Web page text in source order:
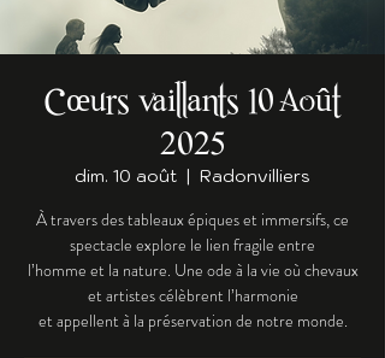
Cœurs vaillants 10 Août
2025
dim. 10 août
  |
Radonvilliers
À travers des tableaux épiques et immersifs, ce
spectacle explore le lien fragile entre
l’homme et la nature. Une ode à la vie où chevaux
et artistes célèbrent l’harmonie
et appellent à la préservation de notre monde.